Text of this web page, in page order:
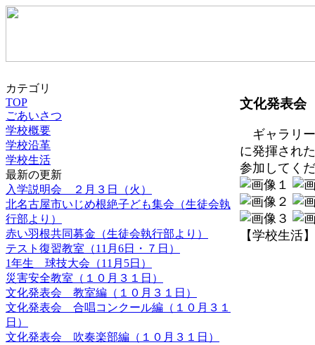
カテゴリ
TOP
ごあいさつ
学校概要
学校沿革
学校生活
最新の更新
入学説明会 ２月３日（火）
北名古屋市いじめ根絶子ども集会（生徒会執
行部より）
赤い羽根共同募金（生徒会執行部より）
テスト復習教室（11月6日・７日）
1年生 球技大会（11月5日）
災害安全教室（１０月３１日）
文化発表会 教室編（１０月３１日）
文化発表会 合唱コンクール編（１０月３１
日）
文化発表会 吹奏楽部編（１０月３１日）
文化発表会
ギャラリ
に発揮され
参加してく
【学校生活